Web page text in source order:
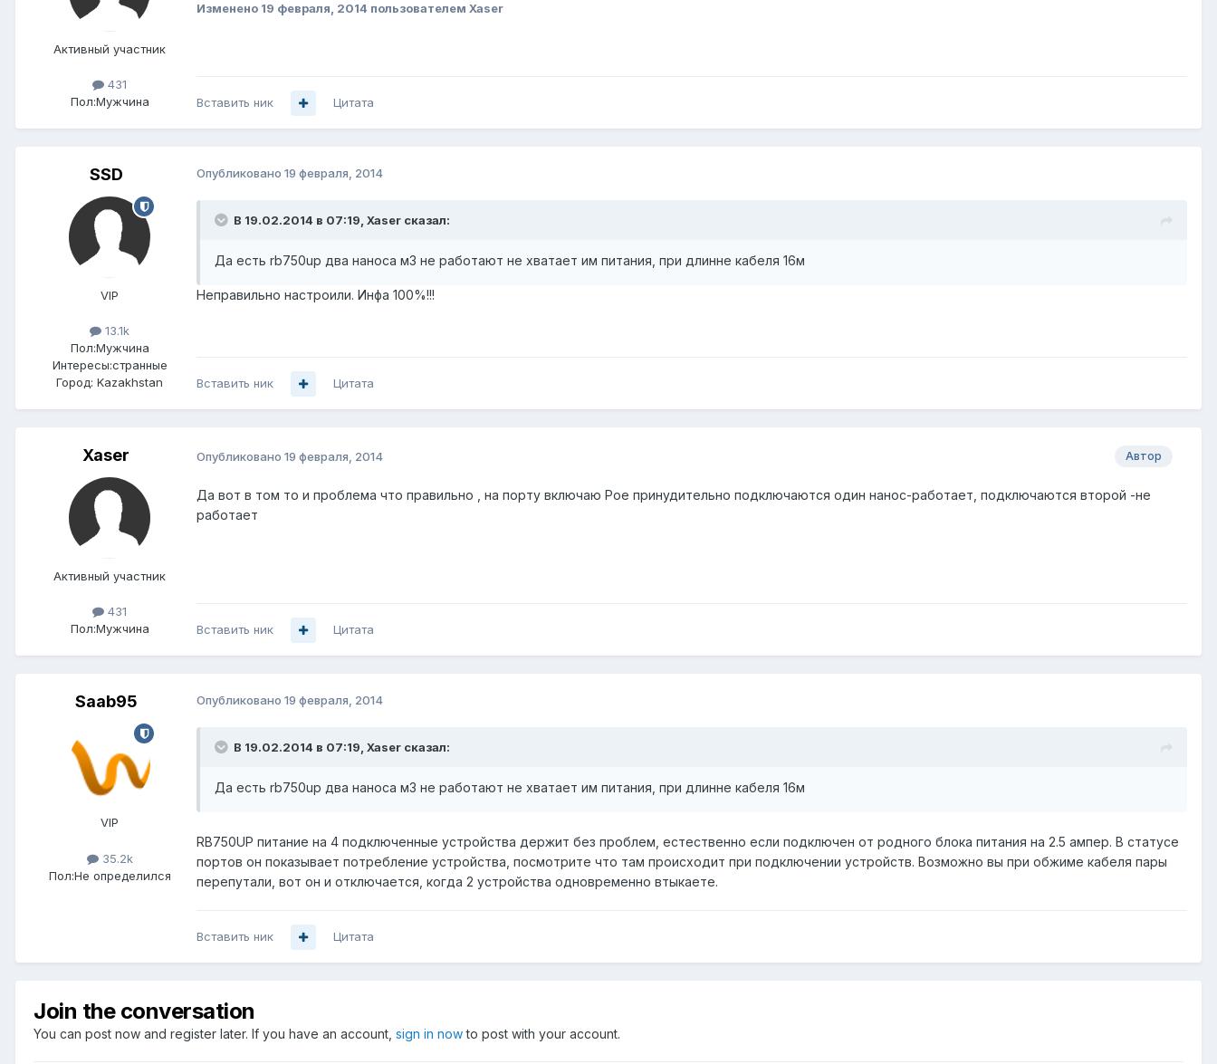
Активный участник
431
Пол:Мужчина
Изменено 19 февраля, 2014 пользователем Xaser
Вставить ник Цитата
SSD
VIP
13.1k
Пол:Мужчина
Интересы:странные
Город: Kazakhstan
Опубликовано 19 февраля, 2014
В 19.02.2014 в 07:19, Xaser сказал:
Да есть rb750up два наноса м3 не работают не хватает им питания, при длинне кабеля 16м
Неправильно настроили. Инфа 100%!!!
Вставить ник Цитата
Xaser
Активный участник
431
Пол:Мужчина
Автор
Опубликовано 19 февраля, 2014
Да вот в том то и проблема что правильно , на порту включаю Poe принудительно подключаются один нанос-работает, подключаются второй -не
работает
Вставить ник Цитата
Saab95
VIP
35.2k
Пол:Не определился
Опубликовано 19 февраля, 2014
В 19.02.2014 в 07:19, Xaser сказал:
Да есть rb750up два наноса м3 не работают не хватает им питания, при длинне кабеля 16м
RB750UP питание на 4 подключенные устройства держит без проблем, естественно если подключен от родного блока питания на 2.5 ампер. В статусе
портов он показывает потребление устройства, посмотрите что там происходит при подключении устройств. Возможно вы при обжиме кабеля пары
перепутали, вот он и отключается, когда 2 устройства одновременно втыкаете.
Вставить ник Цитата
Join the conversation
You can post now and register later. If you have an account, sign in nowto post with your account.